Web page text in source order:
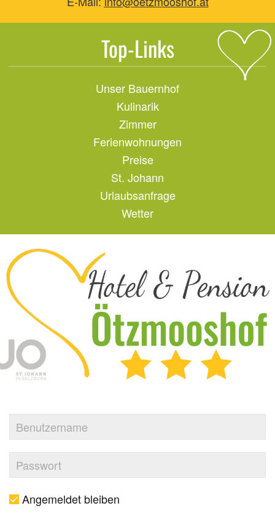
Top-Links
Unser Bauernhof
Kulinarik
Zimmer
Ferienwohnungen
Preise
St. Johann
Urlaubsanfrage
Wetter
Angemeldet bleiben